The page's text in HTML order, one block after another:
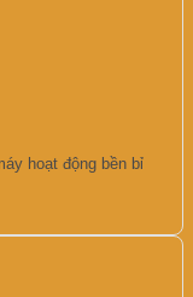
hoạt động bền bỉ